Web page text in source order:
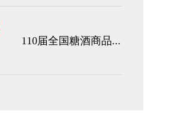
110届全国糖酒商品...